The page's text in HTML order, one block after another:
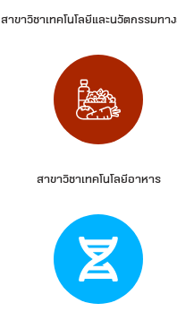
สาขาวิชาเทคโนโลยีและนวัตกรรมทา
สาขาวิชาเทคโนโลยีอาหาร